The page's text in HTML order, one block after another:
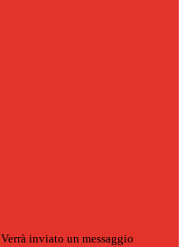
Verrà inviato un messaggio